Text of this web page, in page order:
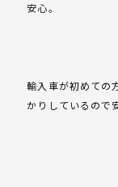
安心。
輸入車が初めての
かりしているので